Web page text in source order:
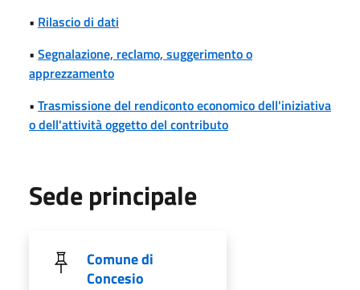
• Rilascio di dati
• Segnalazione, reclamo, suggerimento o
apprezzamento
• Trasmissione del rendiconto economico dell'iniziativa
o dell'attività oggetto del contributo
Sede principale
Comune di
Concesio